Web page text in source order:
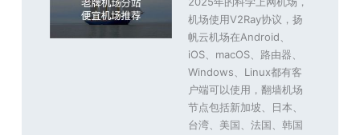
机场使用V2Ray协议，扬
帆云机场在Android、
iOS、macOS、路由器、
Windows、Linux都有客
户端可以使用，翻墙机场
节点包括新加坡、日本、
台湾、美国、法国、韩国